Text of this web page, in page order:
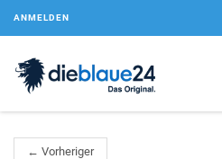
ANMELDEN
← Vorheriger